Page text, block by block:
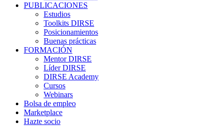
PUBLICACIONES
Estudios
Toolkits DIRSE
Posicionamientos
Buenas prácticas
FORMACIÓN
Mentor DIRSE
Líder DIRSE
DIRSE Academy
Cursos
Webinars
Bolsa de empleo
Marketplace
Hazte socio